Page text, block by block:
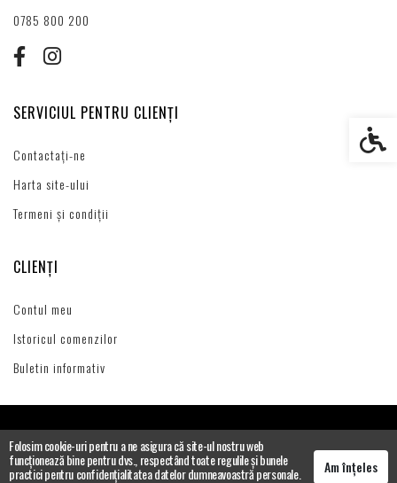
Folosim cookie-uri pentru a ne asigura că site-ul nostru web
funcționează bine pentru dvs., respectând toate regulile și bunele
practici pentru confidențialitatea datelor dumneavoastră personale. Am înțeles
0785 800 200
SERVICIUL PENTRU CLIENȚI
Contactați-ne
Harta site-ului
Termeni și condiții
CLIENȚI
Contul meu
Istoricul comenzilor
Buletin informativ
Setări